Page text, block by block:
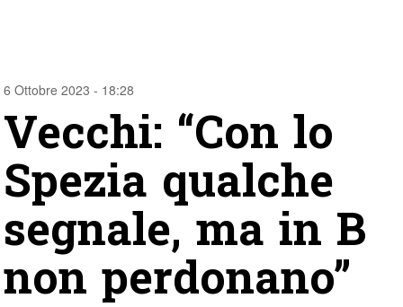
6 Ottobre 2023 - 18:28
Vecchi: “Con lo
Spezia qualche
segnale, ma in B
non perdonano”